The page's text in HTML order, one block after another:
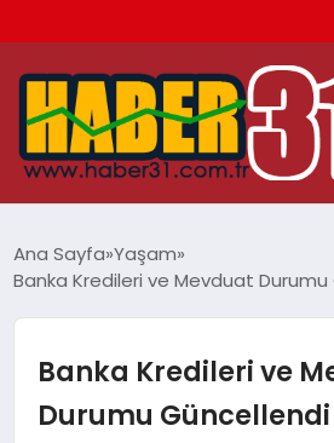
YAŞAM
EKONOMI
Ana Sayfa Yaşam
Banka Kredileri ve Mevduat
Banka Kredileri ve
Durumu Güncellendi